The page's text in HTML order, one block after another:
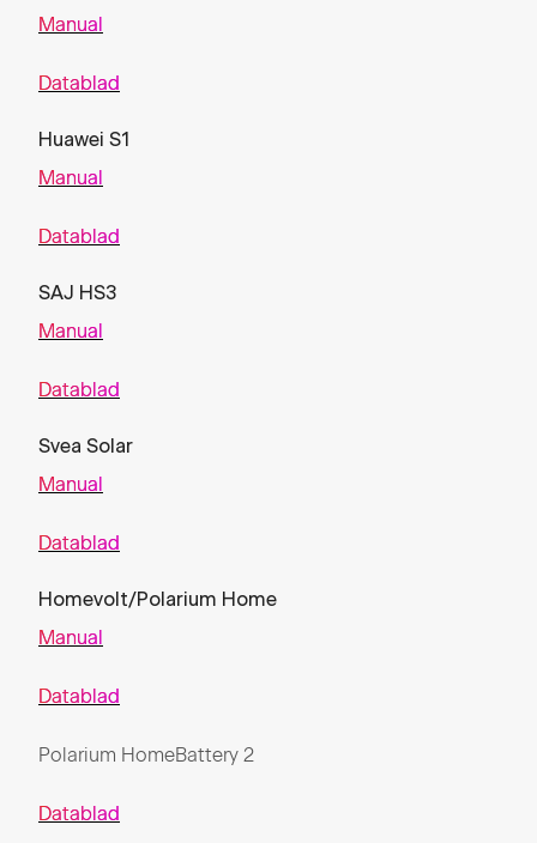
Manual
Datablad
Huawei S1
Manual
Datablad
SAJ HS3
Manual
Datablad
Svea Solar
Manual
Datablad
Homevolt/Polarium Home
Manual
Datablad
Polarium HomeBattery 2
Datablad